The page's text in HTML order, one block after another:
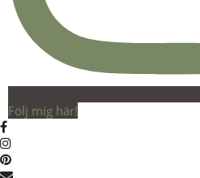
Följ mig här!